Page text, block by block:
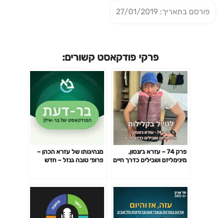
פורסם בתאריך: 27/01/2019
פרקי פודקאסט קשורים:
פרק 74 – עזרא ג׳ונסון,
מינימליזם ושבילים כדרך חיים
מנהיגותו של עזרא הכהן –
פרופ׳ טובה גנזל – חדש